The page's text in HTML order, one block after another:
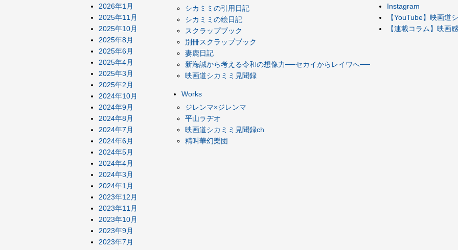
2026年1月
2025年11月
2025年10月
2025年8月
2025年6月
2025年4月
2025年3月
2025年2月
2024年10月
2024年9月
2024年8月
2024年7月
2024年6月
2024年5月
2024年4月
2024年3月
2024年1月
2023年12月
2023年11月
2023年10月
2023年9月
2023年7月
シカミミの引用日記
シカミミの絵日記
スクラップブック
別冊スクラップブック
妻鹿日記
新海誠から考える令和の想像力──セカイからレイワへ──
映画道シカミミ見聞録
Works
ジレンマ×ジレンマ
平山ラヂオ
映画道シカミミ見聞録ch
精叫華幻樂団
Instagram
【YouTube】映画道
【連載コラム】映画